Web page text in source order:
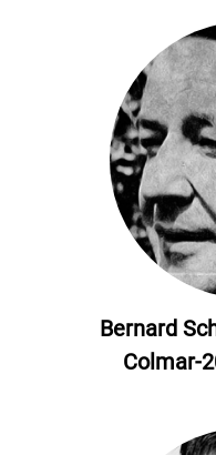
Bernard
Colmar-